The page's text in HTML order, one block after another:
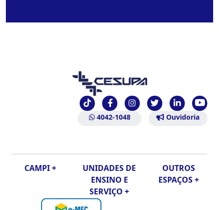
Ouvidoria
4042-1048
CAMPI +
UNIDADES DE
ENSINO E
SERVIÇO +
OUTROS
ESPAÇOS +